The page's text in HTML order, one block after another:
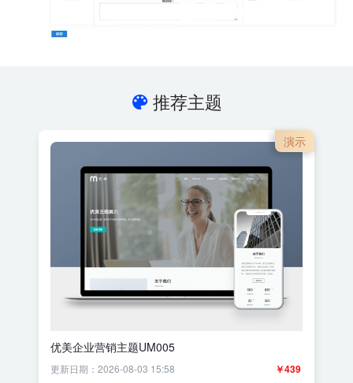
推荐主题
演示
优美企业营销主题UM005
￥439
更新日期：2026-08-03 15:58